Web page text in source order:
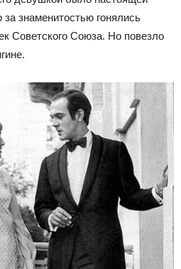
знаменитостью гонялись
Советского Союза. Но повезло